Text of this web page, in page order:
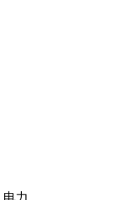
力 .